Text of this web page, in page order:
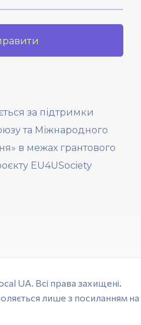
за підтримки
та Міжнародного
в межах грантового
EU4USociety
UA. Всі права захищені.
лише з посиланням на